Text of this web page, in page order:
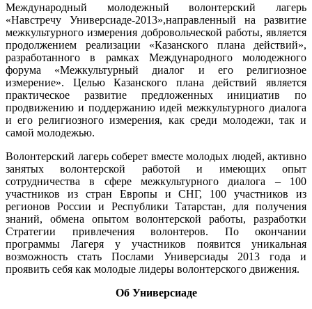
Международный молодежный волонтерский лагерь
«Навстречу Универсиаде-2013»,направленный на развитие
межкультурного измерения добровольческой работы, является
продолжением реализации «Казанского плана действий»,
разработанного в рамках Международного молодежного
форума «Межкультурный диалог и его религиозное
измерение». Целью Казанского плана действий является
практическое развитие предложенных инициатив по
продвижению и поддержанию идей межкультурного диалога
и его религиозного измерения, как среди молодежи, так и
самой молодежью.
Волонтерский лагерь соберет вместе молодых людей, активно
занятых волонтерской работой и имеющих опыт
сотрудничества в сфере межкультурного диалога – 100
участников из стран Европы и СНГ, 100 участников из
регионов России и Республики Татарстан, для получения
знаний, обмена опытом волонтерской работы, разработки
Стратегии привлечения волонтеров. По окончании
программы Лагеря у участников появится уникальная
возможность стать Послами Универсиады 2013 года и
проявить себя как молодые лидеры волонтерского движения.
Об Универсиаде